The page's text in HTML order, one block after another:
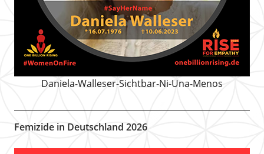
Daniela-Walleser-Sichtbar-Ni-Una-Menos
Femizide in Deutschland 2026